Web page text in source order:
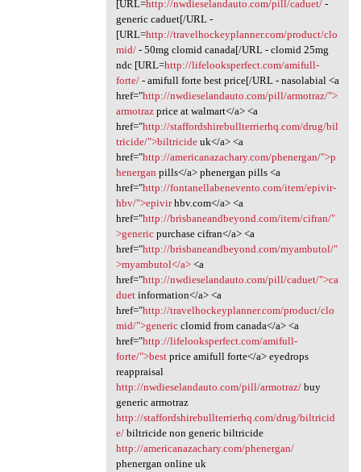
[URL=http://nwdieselandauto.com/pill/caduet/-
generic caduet[/URL -
[URL=http://travelhockeyplanner.com/product/clo
mid/- 50mg clomid canada[/URL - clomid 25mg
ndc [URL=http://lifelooksperfect.com/amifull-
forte/- amifull forte best price[/URL - nasolabial <a
href="http://nwdieselandauto.com/pill/armotraz/">
armotrazprice at walmart</a> <a
href="http://staffordshirebullterrierhq.com/drug/bil
tricide/">biltricideuk</a> <a
href="http://americanazachary.com/phenergan/">p
henergan pills</a> phenergan pills <a
href="http://fontanellabenevento.com/item/epivir-
hbv/">epivirhbv.com</a> <a
href="http://brisbaneandbeyond.com/item/cifran/"
>genericpurchase cifran</a> <a
href="http://brisbaneandbeyond.com/myambutol/"
>myambutol</a><a
href="http://nwdieselandauto.com/pill/caduet/">ca
duetinformation</a> <a
href="http://travelhockeyplanner.com/product/clo
mid/">genericclomid from canada</a> <a
href="http://lifelooksperfect.com/amifull-
forte/">bestprice amifull forte</a> eyedrops
reappraisal
http://nwdieselandauto.com/pill/armotraz/buy
generic armotraz
http://staffordshirebullterrierhq.com/drug/biltricid
e/biltricide non generic biltricide
http://americanazachary.com/phenergan/
phenergan online uk